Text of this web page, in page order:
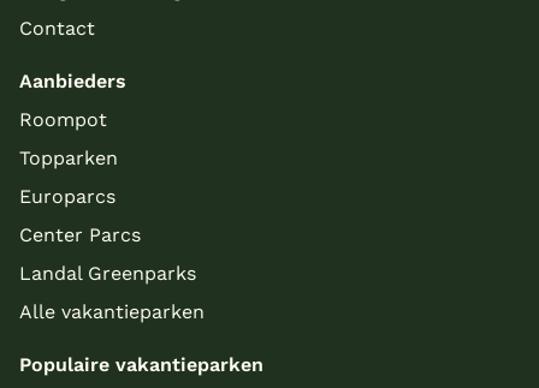
Contact
Aanbieders
Roompot
Topparken
Europarcs
Center Parcs
Landal Greenparks
Alle vakantieparken
Populaire vakantieparken